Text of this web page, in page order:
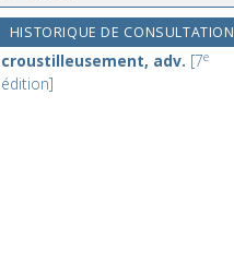
HISTORIQUE DE CONSULTATION
croustilleusement, adv. [7e
édition]